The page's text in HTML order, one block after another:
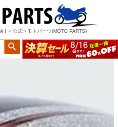
| ＜公式＞モトパーツ(MOTO PARTS)